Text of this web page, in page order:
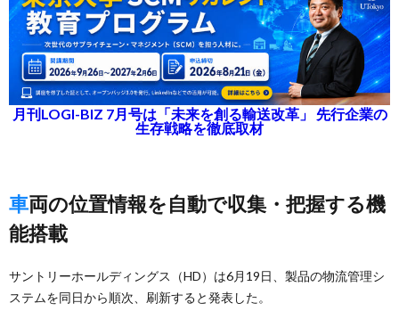
月刊LOGI-BIZ 7月号は「未来を創る輸送改革」 先行企業の
生存戦略を徹底取材
車両の位置情報を自動で収集・把握する機
能搭載
サントリーホールディングス（HD）は6月19日、製品の物流管理シ
ステムを同日から順次、刷新すると発表した。